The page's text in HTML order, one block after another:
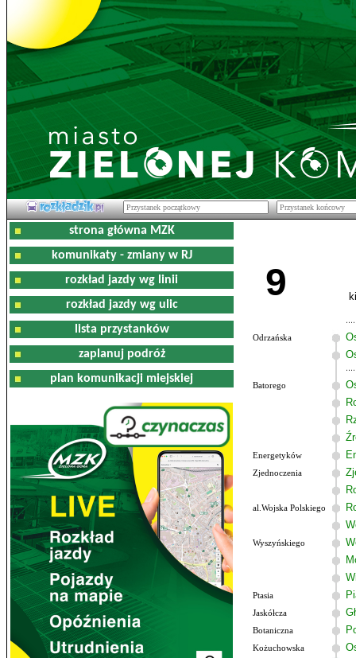
strona główna MZK
komunikaty - zmiany w RJ
rozkład jazdy wg linii
rozkład jazdy wg ulic
lista przystanków
zaplanuj podróż
plan komunikacji miejskiej
9
Odrzańska
Batorego
Energetyków
Zjednoczenia
al.Wojska Polskiego
Wyszyńskiego
Ptasia
Jaskółcza
Botaniczna
Kożuchowska